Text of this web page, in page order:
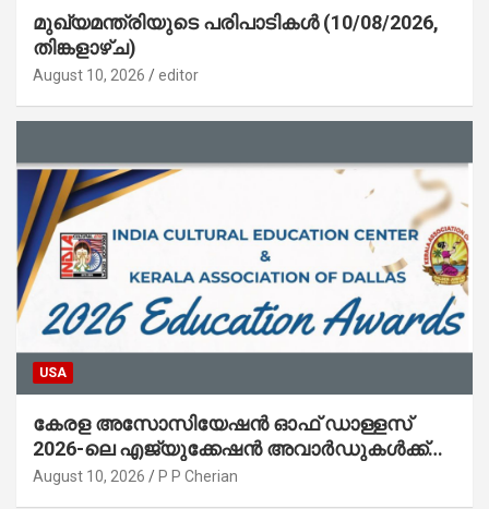
മുഖ്യമന്ത്രിയുടെ പരിപാടികൾ (10/08/2026,
തിങ്കളാഴ്ച)
August 10, 2026 editor
USA
കേരള അസോസിയേഷൻ ഓഫ് ഡാള്ളസ്
2026-ലെ എജ്യുക്കേഷൻ അവാർഡുകൾക്ക്
അപേക്ഷ ക്ഷണിച്ചു
August 10, 2026 P P Cherian